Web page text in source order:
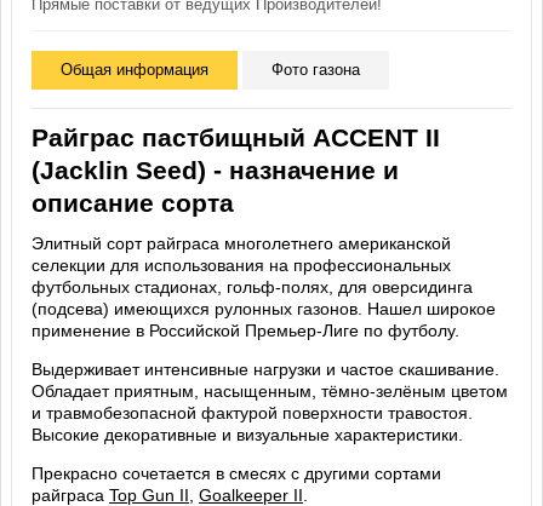
Прямые поставки от ведущих Производителей!
Общая информация Фото газона
Райграс пастбищный ACCENT II
(Jacklin Seed) - назначение и
описание сорта
Элитный сорт райграса многолетнего американской
селекции для использования на профессиональных
футбольных стадионах, гольф-полях, для оверсидинга
(подсева) имеющихся рулонных газонов. Нашел широкое
применение в Российской Премьер-Лиге по футболу.
Выдерживает интенсивные нагрузки и частое скашивание.
Обладает приятным, насыщенным, тёмно-зелёным цветом
и травмобезопасной фактурой поверхности травостоя.
Высокие декоративные и визуальные характеристики.
Прекрасно сочетается в смесях с другими сортами
райграсаTop Gun II ,Goalkeeper II